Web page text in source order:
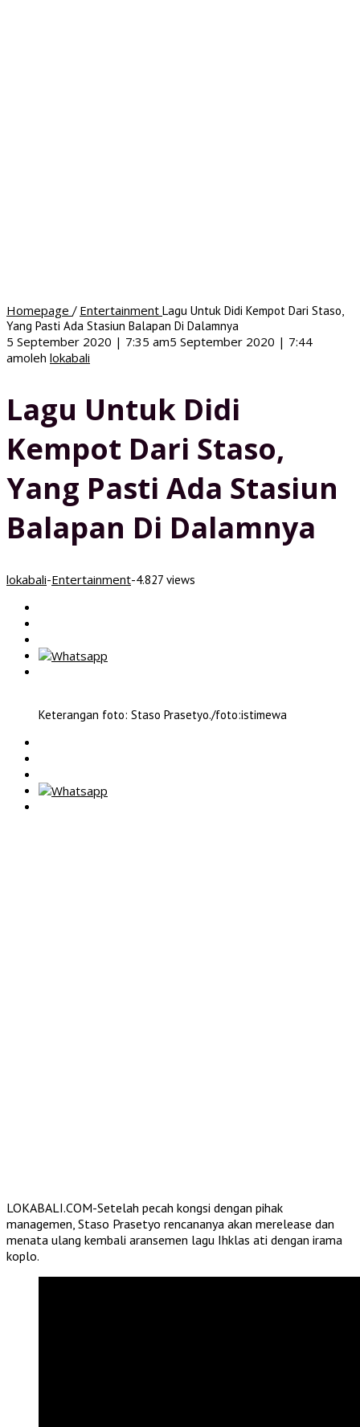
Homepage / Entertainment Lagu Untuk Didi Kempot Dari Staso,
Yang Pasti Ada Stasiun Balapan Di Dalamnya
5 September 2020 | 7:35 am5 September 2020 | 7:44
amoleh lokabali
Lagu Untuk Didi
Kempot Dari Staso,
Yang Pasti Ada Stasiun
Balapan Di Dalamnya
lokabali-Entertainment-4.827 views
Keterangan foto: Staso Prasetyo./foto:istimewa
LOKABALI.COM-Setelah pecah kongsi dengan pihak
managemen, Staso Prasetyo rencananya akan merelease dan
menata ulang kembali aransemen lagu Ihklas ati dengan irama
koplo.